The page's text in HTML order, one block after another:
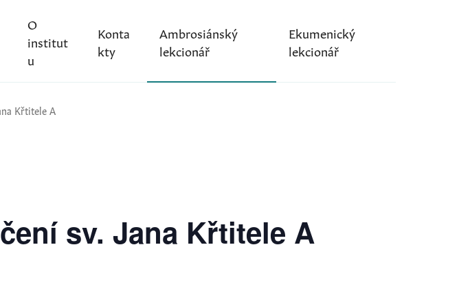
O
institut
u
Konta
kty
Ambrosiánský
lekcionář
Ekumenický
lekcionář
Křtitele A
sv. Jana Křtitele A